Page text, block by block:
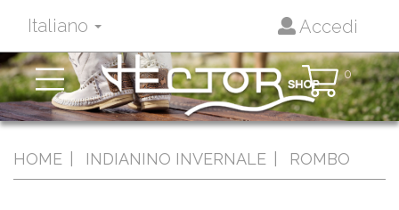
Accedi
Italiano
Toggle
navigation
0
HOME INDIANINO INVERNALE ROMBO